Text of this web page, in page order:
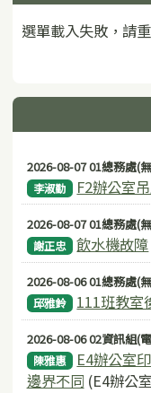
選單載入失敗，請
2026-08-07 01總務處(
李淑勤 F2辦公室
2026-08-07 01總務處(
謝正忠 飲水機故障
2026-08-06 01總務處(
邱雅鈴 111班教室
2026-08-06 02資訊組(
陳雅惠
E4辦公室
邊界不同 (E4辦公